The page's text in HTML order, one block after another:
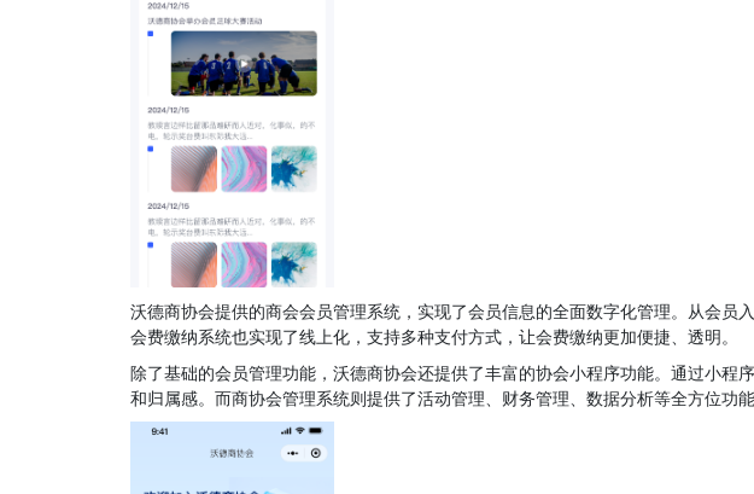
沃德商协会提供的商会会员管理系统，实现了会员信息的全面数字化管理。从会
会费缴纳系统也实现了线上化，支持多种支付方式，让会费缴纳更加便捷、透明。
除了基础的会员管理功能，沃德商协会还提供了丰富的协会小程序功能。通过小
和归属感。而商协会管理系统则提供了活动管理、财务管理、数据分析等全方位功